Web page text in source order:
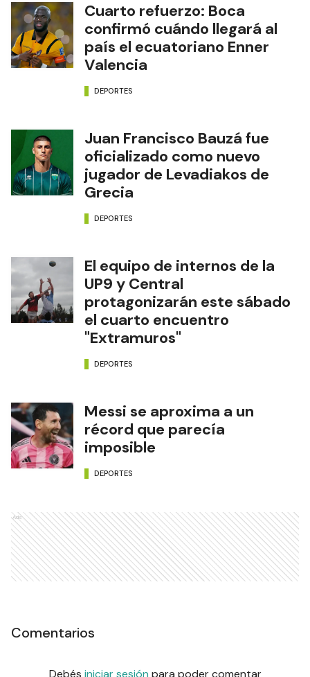
Cuarto refuerzo: Boca
confirmó cuándo llegará al
país el ecuatoriano Enner
Valencia
DEPORTES
Juan Francisco Bauzá fue
oficializado como nuevo
jugador de Levadiakos de
Grecia
DEPORTES
El equipo de internos de la
UP9 y Central
protagonizarán este sábado
el cuarto encuentro
"Extramuros"
DEPORTES
Messi se aproxima a un
récord que parecía
imposible
DEPORTES
Ads
Comentarios
Debés iniciar sesión para poder comentar